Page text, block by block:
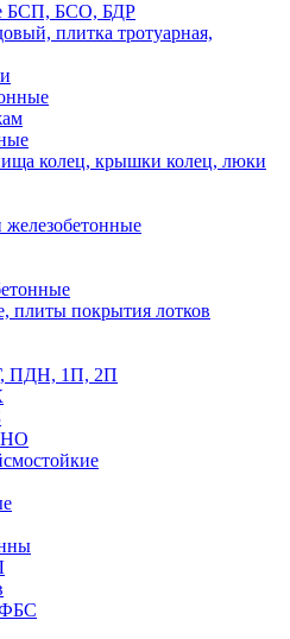
БСП, БСО, БДР
плитка тротуарная,
колец, крышки колец, люки
плиты покрытия лотков
ПДН, 1П, 2П
ФБС